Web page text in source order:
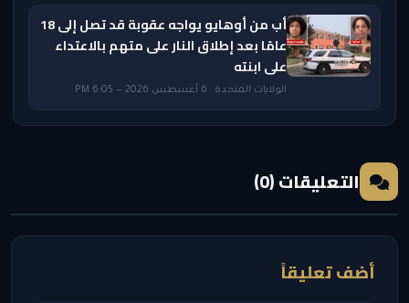
أب من أوهايو يواجه عقوبة قد تصل إلى 18
عامًا بعد إطلاق النار على متهم بالاعتداء
على ابنته
الولايات المتحدة · 6 أغسطس 2026 — 6:05 PM
التعليقات (0)
أضف تعليقاً